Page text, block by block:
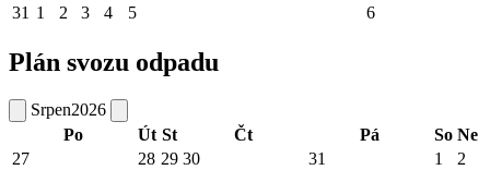
31 1 2 3 4 5 6
Plán svozu odpadu
Srpen2026
Po
Út St Čt Pá So Ne
27
28 29 30 31 1 2